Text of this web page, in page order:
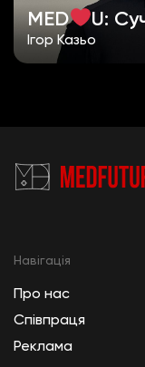
MED U:
Iгор Казьо
Навігація
Про нас
Співпраця
Реклама